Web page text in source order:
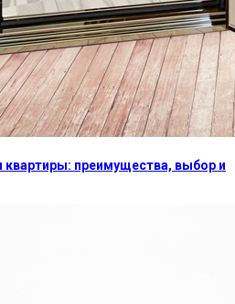
квартиры: преимущества, выбор и